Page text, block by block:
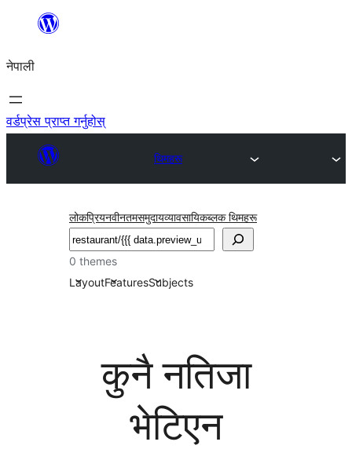
सामग्रीमा
नेपाली
वर्डप्रेस प्राप्त गर्नुहोस्
थिमहरू
लोकप्रियनवीनतमसमुदायव्यावसायिकब्लक थिमहरू
खोज्नुहोस्
0 themes
LayoutFeaturesSubjects
कुनै नतिजा
भेटिएन